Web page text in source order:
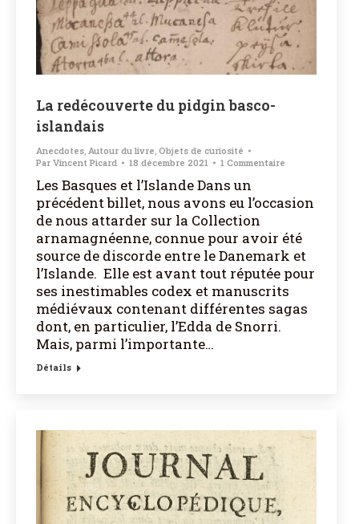
La redécouverte du pidgin basco-
islandais
Anecdotes, Autour du livre, Objets de curiosité
Par Vincent Picard 18 décembre 2021 1 Commentaire
Les Basques et l’Islande Dans un
précédent billet, nous avons eu l’occasion
de nous attarder sur la Collection
arnamagnéenne, connue pour avoir été
source de discorde entre le Danemark et
l’Islande. Elle est avant tout réputée pour
ses inestimables codex et manuscrits
médiévaux contenant différentes sagas
dont, en particulier, l’Edda de Snorri.
Mais, parmi l’importante…
Détails